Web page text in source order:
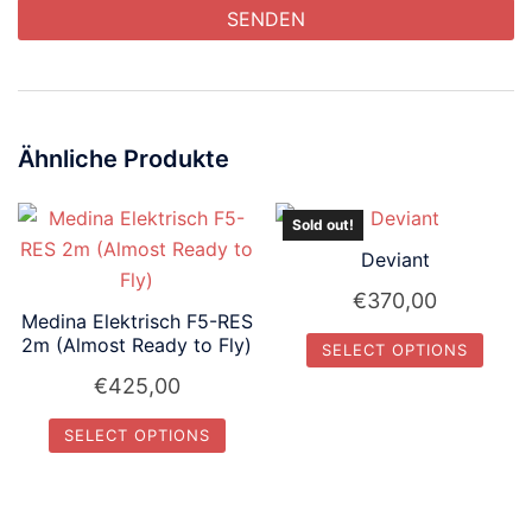
Ähnliche Produkte
Medina Elektrisch F5-RES
2m (Almost Ready to Fly)
€425,00
SELECT OPTIONS
Sold out!
Deviant
€370,00
SELECT OPTIONS